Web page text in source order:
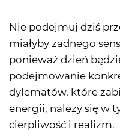
Nie podejmuj dziś
miałyby żadnego
ponieważ dzień
podejmowanie
dylematów, które
energii, należy się w
cierpliwość i realizm.